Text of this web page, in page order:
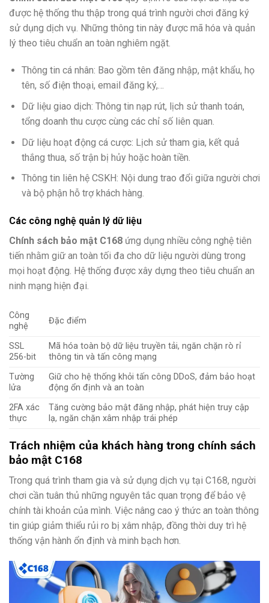
được hệ thống thu thập trong quá trình người chơi đăng ký
sử dụng dịch vụ. Những thông tin này được mã hóa và quản
lý theo tiêu chuẩn an toàn nghiêm ngặt.
Thông tin cá nhân: Bao gồm tên đăng nhập, mật khẩu, họ
tên, số điện thoại, email đăng ký,…
Dữ liệu giao dịch: Thông tin nạp rút, lịch sử thanh toán,
tổng doanh thu cược cùng các chỉ số liên quan.
Dữ liệu hoạt động cá cược: Lịch sử tham gia, kết quả
thắng thua, số trận bị hủy hoặc hoàn tiền.
Thông tin liên hệ CSKH: Nội dung trao đổi giữa người chơi
và bộ phận hỗ trợ khách hàng.
Các công nghệ quản lý dữ liệu
Chính sách bảo mật C168 ứng dụng nhiều công nghệ tiên
tiến nhằm giữ an toàn tối đa cho dữ liệu người dùng trong
mọi hoạt động. Hệ thống được xây dựng theo tiêu chuẩn an
ninh mạng hiện đại.
Công
nghệ
Đặc điểm
SSL
256-bit
Mã hóa toàn bộ dữ liệu truyền tải, ngăn chặn rò rỉ
thông tin và tấn công mạng
Tường
lửa
Giữ cho hệ thống khỏi tấn công DDoS, đảm bảo hoạt
động ổn định và an toàn
2FA xác
thực
Tăng cường bảo mật đăng nhập, phát hiện truy cập
lạ, ngăn chặn xâm nhập trái phép
Trách nhiệm của khách hàng trong chính sách
bảo mật C168
Trong quá trình tham gia và sử dụng dịch vụ tại C168, người
chơi cần tuân thủ những nguyên tắc quan trọng để bảo vệ
chính tài khoản của mình. Việc nâng cao ý thức an toàn thông
tin giúp giảm thiểu rủi ro bị xâm nhập, đồng thời duy trì hệ
thống vận hành ổn định và minh bạch hơn.